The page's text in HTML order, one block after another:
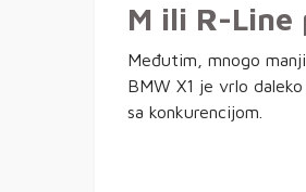
M ili R-Line
Međutim, mnogo
BMW X1 je vrlo
sa konkurencijom.